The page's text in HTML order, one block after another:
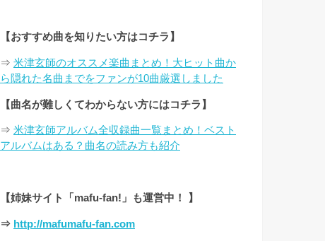
【おすすめ曲を知りたい方はコチラ】
⇒ 米津玄師のオススメ楽曲まとめ！大ヒット曲か
ら隠れた名曲までをファンが10曲厳選しました
【曲名が難しくてわからない方にはコチラ】
⇒ 米津玄師アルバム全収録曲一覧まとめ！ベスト
アルバムはある？曲名の読み方も紹介
【姉妹サイト「mafu-fan!」も運営中！ 】
⇒ http://mafumafu-fan.com